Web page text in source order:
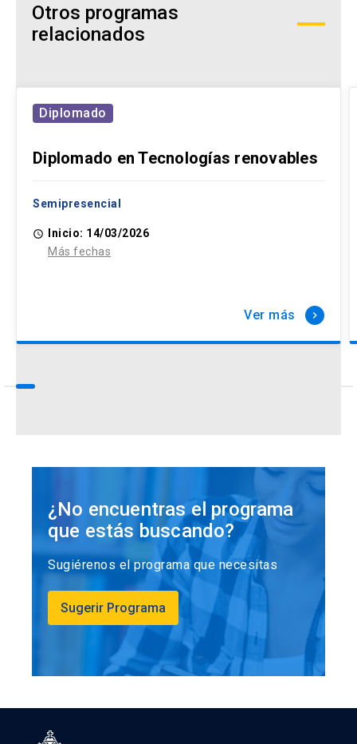
Otros programas
relacionados
Diplomado
Diplomado en Tecnologías renovables
Semipresencial
access_time
Inicio: 14/03/2026
Más fechas
Ver más keyboard_arrow_right
¿No encuentras el programa
que estás buscando?
Sugiérenos el programa que necesitas
Sugerir Programa